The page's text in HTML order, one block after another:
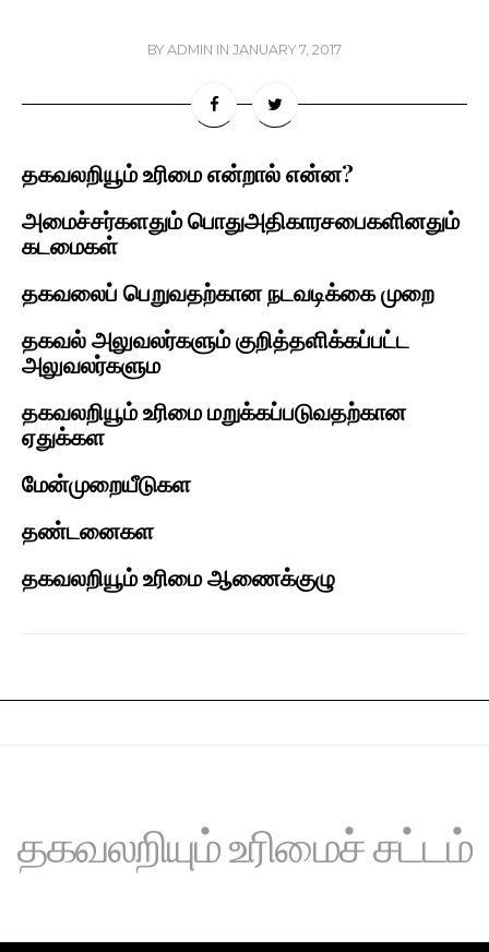
BY ADMIN IN JANUARY 7, 2017
தகவலறியூம் உரிமை என்றால் என்ன?
அமைச்சர்களதும் பொதுஅதிகாரசபைகளினதும்
கடமைகள்
தகவலைப் பெறுவதற்கான நடவடிக்கை முறை
தகவல் அலுவலர்களும் குறித்தளிக்கப்பட்ட
அலுவலர்களும
தகவலறியூம் உரிமை மறுக்கப்படுவதற்கான
ஏதுக்கள
மேன்முறையீடுகள
தண்டனைகள
தகவலறியூம் உரிமை ஆணைக்குழு
தகவலறியும் உரிமைச் சட்டம்